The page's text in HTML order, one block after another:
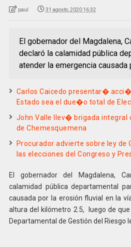
paul 31 agosto, 2020 16:32
El gobernador del Magdalena,
declaró la calamidad pública
atender la emergencia causada
Carlos Caicedo presentar�
Estado sea el due�o total de
John Valle llev� brigada integral
de Chemesquemena
Procurador advierte sobre ley de
las elecciones del Congreso y
El gobernador del Magdalena,
calamidad pública departamental
causada por la erosión fluvial en la
altura del kilómetro 2.5, luego de
Departamental de Gestión del Riesgo